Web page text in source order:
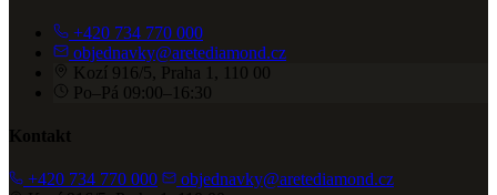
+420 734 770 000
objednavky@aretediamond.cz
Kozí 916/5, Praha 1, 110 00
Po–Pá 09:00–16:30
Kontakt
+420 734 770 000
objednavky@aretediamond.cz